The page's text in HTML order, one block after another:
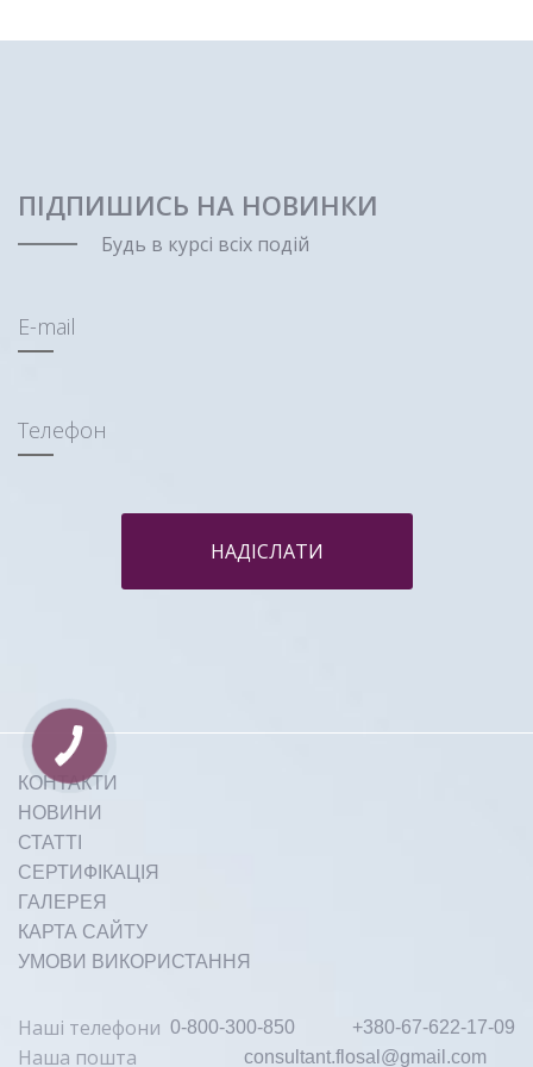
Етіологія випадання волосся:
28.09.2018
очей:
ПІДПИШИСЬ НА НОВИНКИ
Будь в курсі всіх подій
E-mail
Телефон
НАДІСЛАТИ
КОНТАКТИ
НОВИНИ
СТАТТІ
СЕРТИФІКАЦІЯ
ГАЛЕРЕЯ
КАРТА САЙТУ
УМОВИ ВИКОРИСТАННЯ
Наші телефони 0-800-300-850 +380-67-622-17-09
Наша пошта consultant.flosal@gmail.com